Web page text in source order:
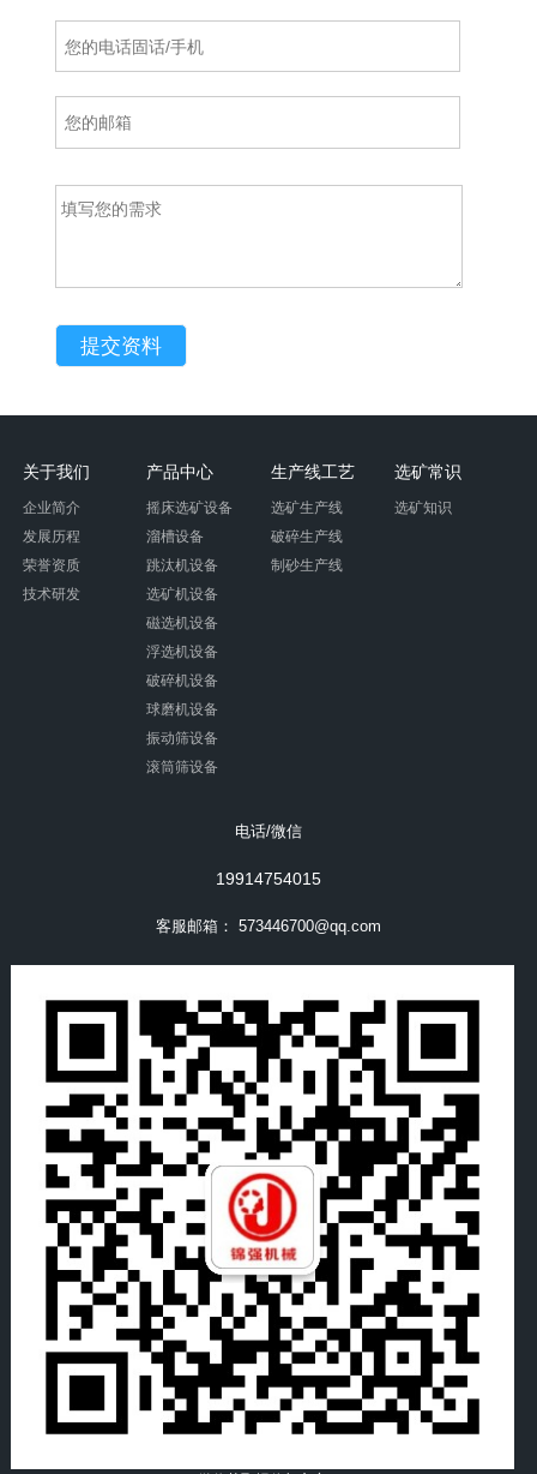
关于我们
企业简介
发展历程
荣誉资质
技术研发
产品中心
摇床选矿设备
溜槽设备
跳汰机设备
选矿机设备
磁选机设备
浮选机设备
破碎机设备
球磨机设备
振动筛设备
滚筒筛设备
生产线工艺
选矿生产线
破碎生产线
制砂生产线
选矿常识
选矿知识
电话/微信
19914754015
客服邮箱： 573446700@qq.com